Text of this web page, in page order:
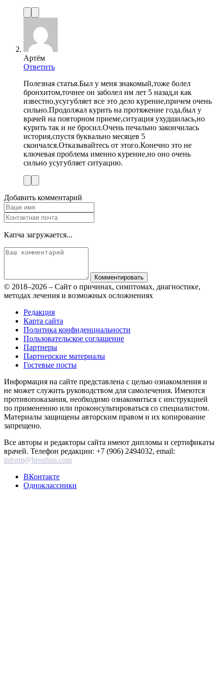
Артём
Ответить
Полезная статья.Был у меня знакомый,тоже болел
бронхитом,точнее он заболел им лет 5 назад,и как
известно,усугубляет все это дело курение,причем очень
сильно.Продолжал курить на протяжение года,был у
врачей на повторном приеме,ситуация ухудшилась,но
курить так и не бросил.Очень печально закончилась
история,спустя буквально месяцев 5
скончался.Отказывайтесь от этого.Конечно это не
ключевая проблема именно курение,но оно очень
сильно усугубляет ситуацию.
Добавить комментарий
Капча загружается...
Комментировать
© 2018–2026 – Сайт о причинах, симптомах, диагностике,
методах лечения и возможных осложнениях
Редакция
Карта сайта
Политика конфиденциальности
Пользовательское соглашение
Партнеры
Партнерские материалы
Гостевые посты
Информация на сайте представлена с целью ознакомления и
не может служить руководством для самолечения. Имеются
противопоказания, необходимо ознакомиться с инструкцией
по применению или проконсультироваться со специалистом.
Материалы защищены авторским правом и их копирование
запрещено.
Все авторы и редакторы сайта имеют дипломы и сертификаты
врачей. Телефон редакции: +7 (906) 2494032, email:
inform@bronhus.com
ВКонтакте
Одноклассники